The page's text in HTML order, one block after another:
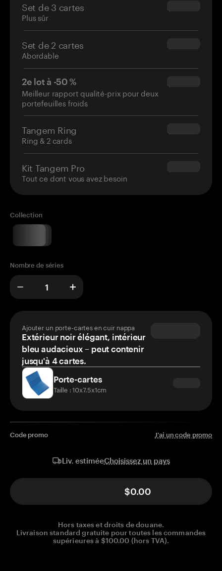
Set de 3 cartes
Plus sûr
$69.90
Set de 2 cartes
Abordable
$54.90
2e lot à -50 %
Meilleur rapport qualité-prix pour deux
portefeuilles froids
$34.95
Tangem Ring
Ring & 2 cards
$160.00
Kit Tangem Pro
Tout ce dont vous avez besoin
$180.00
Collection
Nombre de séries
Ajouter un porte-cartes en cuir nappa
Extérieur noir élégant, intérieur
bleu audacieux – peut contenir
jusqu'à 4 cartes.
Porte-cartes
Taille : 10x7.5x1cm
Code promo J'ai un code promo
Liv. estiméeChoisissez un pays
$0.00
Hors taxes et droits de douane.
Livraison standard gratuite pour toutes les commandes
supérieures à $100.00 (hors TVA).